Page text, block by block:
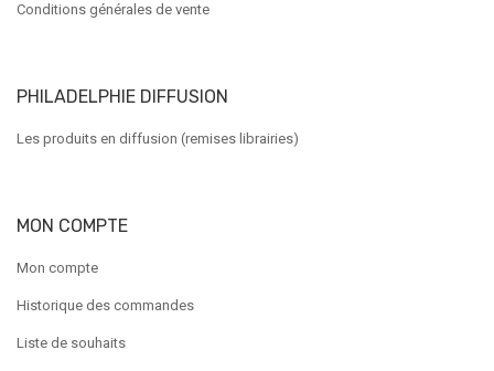
Conditions générales de vente
PHILADELPHIE DIFFUSION
Les produits en diffusion (remises librairies)
MON COMPTE
Mon compte
Historique des commandes
Liste de souhaits